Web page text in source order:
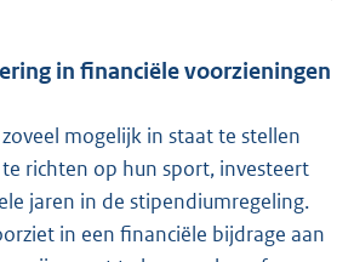
in financiële voorzieningen
mogelijk in staat te stellen
richten op hun sport, investeert
jaren in de stipendiumregeling.
in een financiële bijdrage aan